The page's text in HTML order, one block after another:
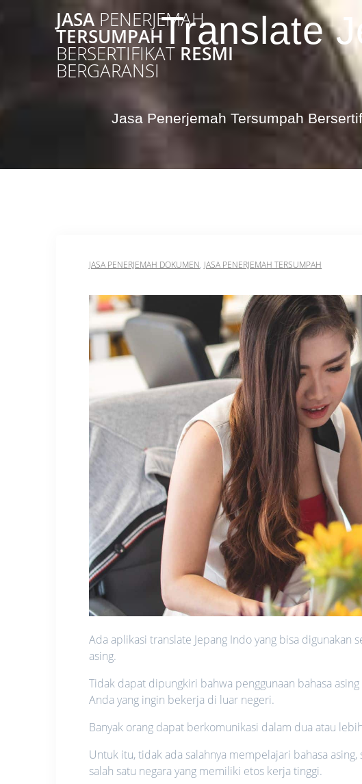
JASA PENERJEMAH
TERSUMPAH
BERSERTIFIKAT RESMI
BERGARANSI
Translate
Jasa Penerjemah Tersumpah
JASA PENERJEMAH DOKUMEN, JASA PENERJEMAH TERSUMPAH
Ada aplikasi translate Jepang Indo yang bisa
asing.
Tidak dapat dipungkiri bahwa penggunaan bahasa
Anda yang ingin bekerja di luar negeri.
Banyak orang dapat berkomunikasi dalam dua atau
Untuk itu, tidak ada salahnya mempelajari bahasa
salah satu negara yang memiliki etos kerja tinggi.